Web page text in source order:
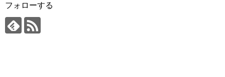
フォローする